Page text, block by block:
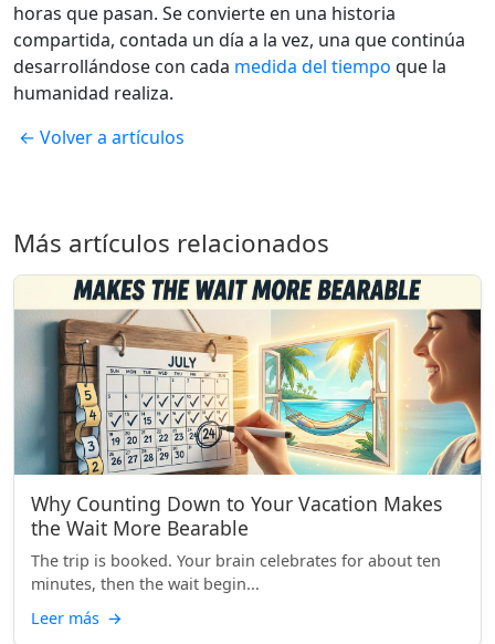
horas que pasan. Se convierte en una historia
compartida, contada un día a la vez, una que continúa
desarrollándose con cada medida del tiempo que la
humanidad realiza.
← Volver a artículos
Más artículos relacionados
Why Counting Down to Your Vacation Makes
the Wait More Bearable
The trip is booked. Your brain celebrates for about ten
minutes, then the wait begin...
Leer más →